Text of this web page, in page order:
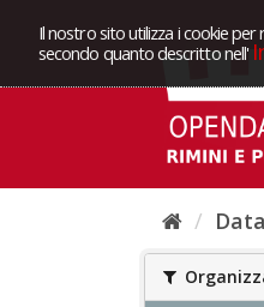
Il nostro sito utilizza i cookie
secondo quanto descritto nell'